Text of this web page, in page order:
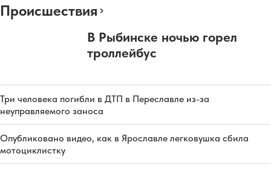
Происшествия
В Рыбинске ночью горел
троллейбус
Три человека погибли в ДТП в Переславле из-за
неуправляемого заноса
Опубликовано видео, как в Ярославле легковушка сбила
мотоциклистку